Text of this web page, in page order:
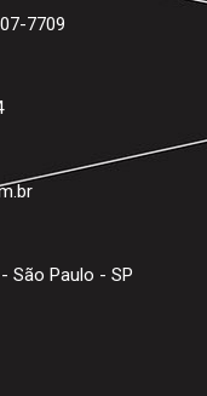
7709
São Paulo - SP